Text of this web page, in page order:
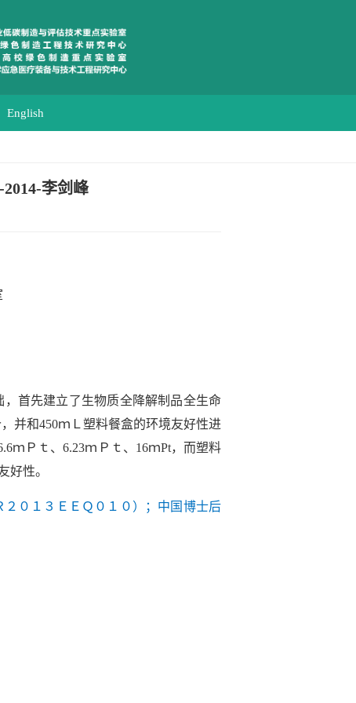
English
李剑峰
，首先建立了生物质全降解制品全生命
并和450ｍＬ塑料餐盒的环境友好性进
ｍＰｔ、6.23ｍＰｔ、16ｍPt，而塑料
好性。
０１３ＥＥＱ０１０）；中国博士后